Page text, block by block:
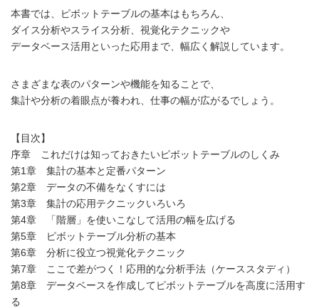
本書では、ピボットテーブルの基本はもちろん、
ダイス分析やスライス分析、視覚化テクニックや
データベース活用といった応用まで、幅広く解説しています。
さまざまな表のパターンや機能を知ることで、
集計や分析の着眼点が養われ、仕事の幅が広がるでしょう。
【目次】
序章 これだけは知っておきたいピボットテーブルのしくみ
第1章 集計の基本と定番パターン
第2章 データの不備をなくすには
第3章 集計の応用テクニックいろいろ
第4章 「階層」を使いこなして活用の幅を広げる
第5章 ピボットテーブル分析の基本
第6章 分析に役立つ視覚化テクニック
第7章 ここで差がつく！応用的な分析手法（ケーススタディ）
第8章 データベースを作成してピボットテーブルを高度に活用す
る